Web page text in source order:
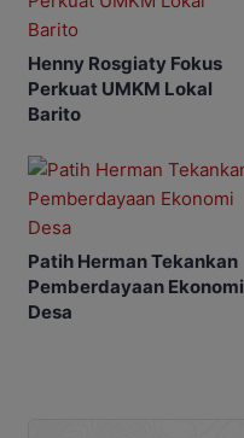
Henny Rosgiaty Fokus
Perkuat UMKM Lokal
Barito
Patih Herman Tekankan
Pemberdayaan Ekonomi
Desa